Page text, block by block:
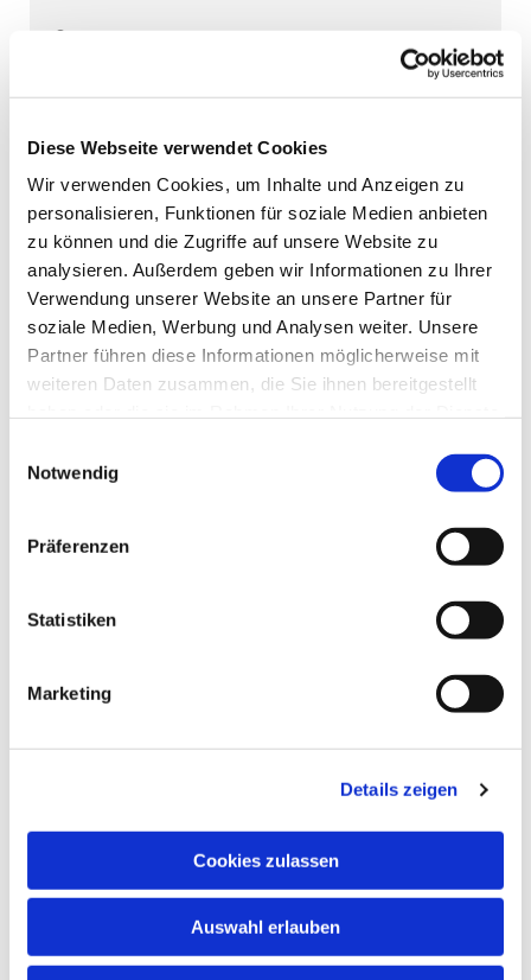
Diese Webseite verwendet Cookies
Wir verwenden Cookies, um Inhalte und Anzeigen zu
personalisieren, Funktionen für soziale Medien anbieten
zu können und die Zugriffe auf unsere Website zu
analysieren. Außerdem geben wir Informationen zu Ihrer
Verwendung unserer Website an unsere Partner für
soziale Medien, Werbung und Analysen weiter. Unsere
Partner führen diese Informationen möglicherweise mit
weiteren Daten zusammen, die Sie ihnen bereitgestellt
Notwendig
Präferenzen
Statistiken
Marketing
Details zeigen
Cookies zulassen
Auswahl erlauben